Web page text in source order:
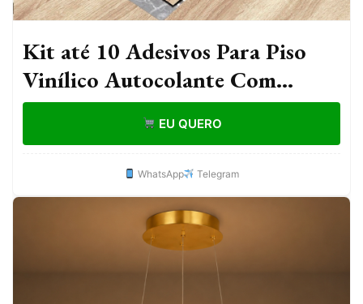
Kit até 10 Adesivos Para Piso
Vinílico Autocolante Com
Textura Vários Modelos
EU QUERO
WhatsApp Telegram